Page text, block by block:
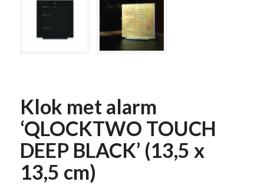
Klok met alarm
‘QLOCKTWO TOUCH
DEEP BLACK’ (13,5 x
13,5 cm)